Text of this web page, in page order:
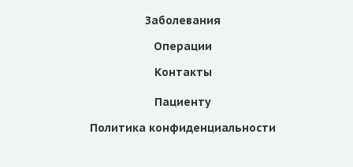
Заболевания
Операции
Контакты
Пациенту
Политика конфиденциальности